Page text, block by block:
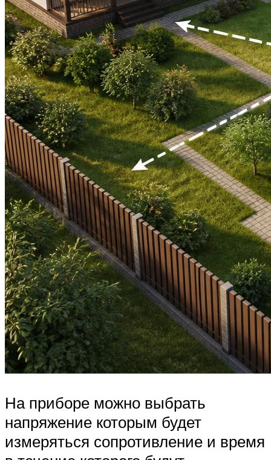
На приборе можно выбрать
напряжение которым будет
измеряться сопротивление и время